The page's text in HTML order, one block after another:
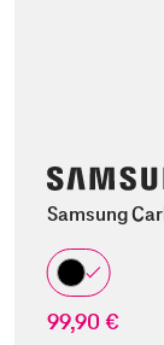
Samsung
99,90 €